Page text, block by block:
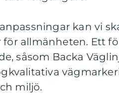
kan vi
allmänheten. Ett
såsom Backa
miljö.